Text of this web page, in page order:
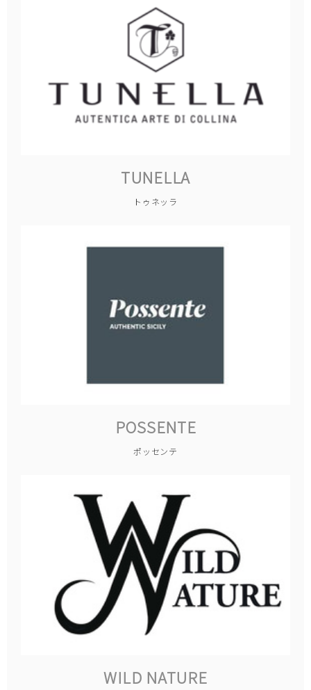
TUNELLA
トゥネッラ
POSSENTE
ポッセンテ
WILD NATURE